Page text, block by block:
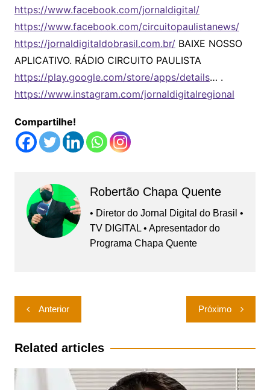
https://www.facebook.com/jornaldigital/
https://www.facebook.com/circuitopaulistanews/
https://jornaldigitaldobrasil.com.br/BAIXE NOSSO
APLICATIVO. RÁDIO CIRCUITO PAULISTA
https://play.google.com/store/apps/details… .
https://www.instagram.com/jornaldigitalregional
Compartilhe!
Robertão Chapa Quente
• Diretor do Jornal Digital do Brasil •
TV DIGITAL • Apresentador do
Programa Chapa Quente
Navegação
de
Post
Anterior Próximo
Related articles